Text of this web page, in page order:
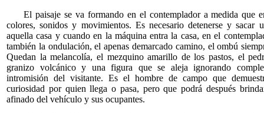
El paisaje se va formando en el contemplador a medida que
colores, sonidos y movimientos. Es necesario detenerse y sacar
aquella casa y cuando en la máquina entra la casa, en el
también la ondulación, el apenas demarcado camino, el ombú
Quedan la melancolía, el mezquino amarillo de los pastos, el
granizo volcánico y una figura que se aleja ignorando
intromisión del visitante. Es el hombre de campo que
curiosidad por quien llega o pasa, pero que podrá después
afinado del vehículo y sus ocupantes.